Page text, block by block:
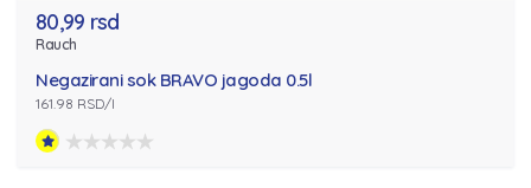
80,99 rsd
Rauch
Negazirani sok BRAVO jagoda 0.5l
161.98 RSD/l